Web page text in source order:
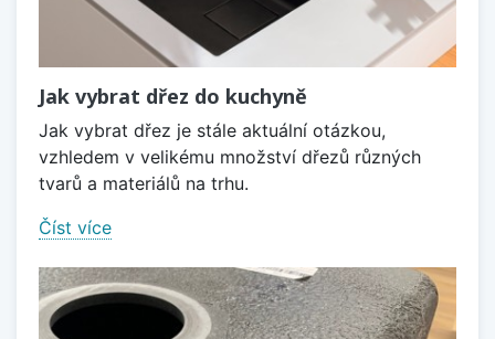
Jak vybrat dřez do kuchyně
Jak vybrat dřez je stále aktuální otázkou,
vzhledem v velikému množství dřezů různých
tvarů a materiálů na trhu.
Číst více